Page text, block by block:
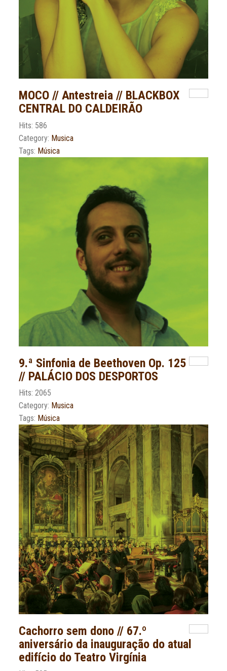
MOCO // Antestreia // BLACKBOX
CENTRAL DO CALDEIRÃO
Hits: 586
Category: Musica
Tags: Música
9.ª Sinfonia de Beethoven Op. 125
// PALÁCIO DOS DESPORTOS
Hits: 2065
Category: Musica
Tags: Música
Cachorro sem dono // 67.º
aniversário da inauguração do atual
edifício do Teatro Virgínia